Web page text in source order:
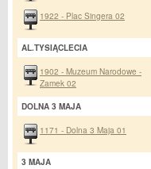
1922 - Plac Singera 02
AL.TYSIĄCLECIA
1902 - Muzeum Narodowe -
Zamek 02
DOLNA 3 MAJA
1171 - Dolna 3 Maja 01
3 MAJA